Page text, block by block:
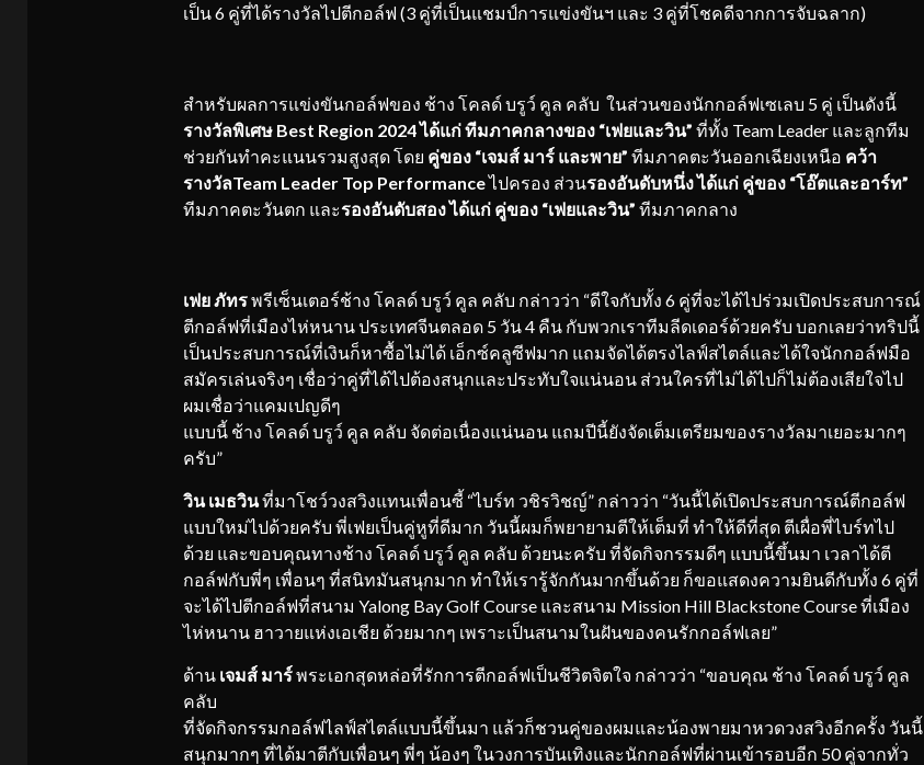
เป็น 6 คู่ที่ได้รางวัลไปตีกอล์ฟ (3 คู่ที่เป็นแชมป์การแข่งขันฯ และ 3 คู่ที่โชคดีจากการจับฉลาก)
สำหรับผลการแข่งขันกอล์ฟของ ช้าง โคลด์ บรูว์ คูล คลับ ในส่วนของนักกอล์ฟเซเลบ 5 คู่ เป็นดังนี้
รางวัลพิเศษ Best Region 2024 ได้แก่ ทีมภาคกลางของ “เฟยและวิน” ที่ทั้ง Team Leader และลูกทีม
ช่วยกันทำคะแนนรวมสูงสุด โดย คู่ของ “เจมส์ มาร์ และพาย” ทีมภาคตะวันออกเฉียงเหนือ คว้า
รางวัลTeam Leader Top Performanceไปครอง ส่วนรองอันดับหนึ่ง ได้แก่ คู่ของ “โอ๊ตและอาร์ท”
ทีมภาคตะวันตก และรองอันดับสอง ได้แก่ คู่ของ “เฟยและวิน” ทีมภาคกลาง
เฟย ภัทรพรีเซ็นเตอร์ช้าง โคลด์ บรูว์ คูล คลับ กล่าวว่า “ดีใจกับทั้ง 6 คู่ที่จะได้ไปร่วมเปิดประสบการณ์
ตีกอล์ฟที่เมืองไห่หนาน ประเทศจีนตลอด 5 วัน 4 คืน กับพวกเราทีมลีดเดอร์ด้วยครับ บอกเลยว่าทริปนี้
เป็นประสบการณ์ที่เงินก็หาซื้อไม่ได้ เอ็กซ์คลูซีฟมาก แถมจัดได้ตรงไลฟ์สไตล์และได้ใจนักกอล์ฟมือ
สมัครเล่นจริงๆ เชื่อว่าคู่ที่ได้ไปต้องสนุกและประทับใจแน่นอน ส่วนใครที่ไม่ได้ไปก็ไม่ต้องเสียใจไป
ผมเชื่อว่าแคมเปญดีๆ
แบบนี้ ช้าง โคลด์ บรูว์ คูล คลับ จัดต่อเนื่องแน่นอน แถมปีนี้ยังจัดเต็มเตรียมของรางวัลมาเยอะมากๆ
ครับ”
วิน เมธวินที่มาโชว์วงสวิงแทนเพื่อนซี้ “ไบร์ท วชิรวิชญ์” กล่าวว่า “วันนี้ได้เปิดประสบการณ์ตีกอล์ฟ
แบบใหม่ไปด้วยครับ พี่เฟยเป็นคู่หูที่ดีมาก วันนี้ผมก็พยายามตีให้เต็มที่ ทำให้ดีที่สุด ตีเผื่อพี่ไบร์ทไป
ด้วย และขอบคุณทางช้าง โคลด์ บรูว์ คูล คลับ ด้วยนะครับ ที่จัดกิจกรรมดีๆ แบบนี้ขึ้นมา เวลาได้ตี
กอล์ฟกับพี่ๆ เพื่อนๆ ที่สนิทมันสนุกมาก ทำให้เรารู้จักกันมากขึ้นด้วย ก็ขอแสดงความยินดีกับทั้ง 6 คู่ที่
จะได้ไปตีกอล์ฟที่สนาม Yalong Bay Golf Course และสนาม Mission Hill Blackstone Course ที่เมือง
ไห่หนาน ฮาวายแห่งเอเชีย ด้วยมากๆ เพราะเป็นสนามในฝันของคนรักกอล์ฟเลย”
ด้าน เจมส์ มาร์พระเอกสุดหล่อที่รักการตีกอล์ฟเป็นชีวิตจิตใจ กล่าวว่า “ขอบคุณ ช้าง โคลด์ บรูว์ คูล
คลับ
ที่จัดกิจกรรมกอล์ฟไลฟ์สไตล์แบบนี้ขึ้นมา แล้วก็ชวนคู่ของผมและน้องพายมาหวดวงสวิงอีกครั้ง วันนี้
สนุกมากๆ ที่ได้มาตีกับเพื่อนๆ พี่ๆ น้องๆ ในวงการบันเทิงและนักกอล์ฟที่ผ่านเข้ารอบอีก 50 คู่จากทั่ว